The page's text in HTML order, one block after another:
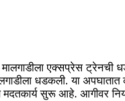
मालगाडीला एक्सप्रेस
धडकली. या अपघातात
सुरू आहे. आगीवर